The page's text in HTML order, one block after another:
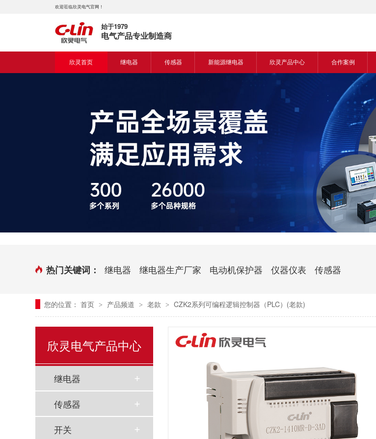
欢迎莅临欣灵电气官网！
始于1979
电气产品专业制造商
欣灵首页 继电器
固体继电器
计数继电器
电磁继电器及插座
新能源继电器
传感器
光电开关
编码器
热电阻
新能源继电器
新能源直流继电器
欣灵产品中心
传感器
开关
合作案例
食品机械行业
机床行业
塑料机械行业
建筑机械行业
包装机械行业
纺织机械行业
热门关键词： 继电器 继电器生产厂家 电动机保护器 仪器仪表 传感器
您的位置： 首页 > 产品频道 > 老款 > CZK2系列可编程逻辑控制器（PLC）(老款)
欣灵电气产品中心
继电器
传感器
开关